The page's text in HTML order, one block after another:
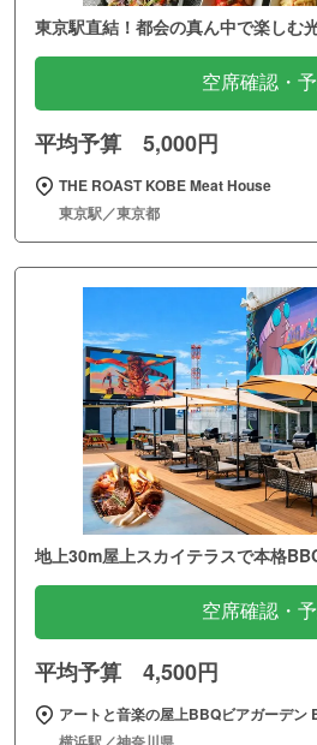
東京駅直結！都会の真ん中で楽しむ
空席確認・
平均予算 5,000円
THE ROAST KOBE Meat House
東京駅／東京都
地上30m屋上スカイテラスで本格
空席確認・
平均予算 4,500円
アートと音楽の屋上BBQビアガーデン